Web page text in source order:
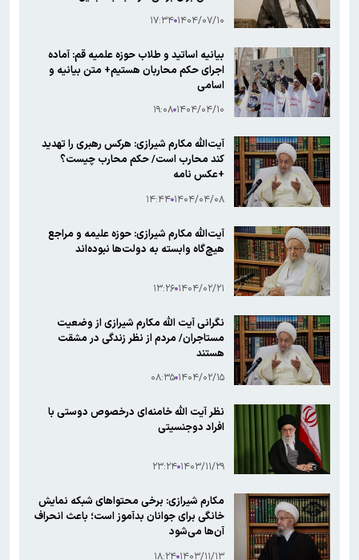
۱۴۰۴/۰۷/۱۰ ۱۷:۳۴
بیانیه اساتید و طلاب حوزه علمیه قم: آماده
اجرای حکم محاربان هستیم+ متن بیانیه و
اسامی
۱۴۰۴/۰۴/۱۰ ۱۹:۰۸
آیت‌الله مکارم شیرازی: هرکس رهبری را تهدید
کند محارب است/ حکم محارب چیست؟
+عکس نامه
۱۴۰۴/۰۴/۰۸ ۱۴:۴۴
آیت‌الله مکارم شیرازی: حوزه علیمه و مراجع
هیچ‌گاه وابسته به دولت‌ها نبوده‌اند
۱۴۰۴/۰۲/۲۱ ۱۳:۲۶
نگرانی آیت الله مکارم شیرازی از وضعیت
مستاجران/ مردم از نظر زندگی در مشقت
هستند
۱۴۰۴/۰۲/۱۵ ۰۸:۳۵
نظر آیت الله خامنه‌ای درخصوص دوستی با
افراد دوجنسیتی
۱۴۰۳/۱۱/۲۹ ۲۳:۲۴
مکارم شیرازی: برخی محتواهای شبکه نمایش
خانگی برای جوانان بدآموز است؛ باعث انحراف
آن‌ها می‌شود
۱۴۰۳/۱۱/۱۳ ۱۸:۲۴